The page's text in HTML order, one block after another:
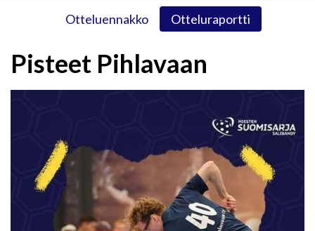
Otteluennakko Otteluraportti
Pisteet Pihlavaan